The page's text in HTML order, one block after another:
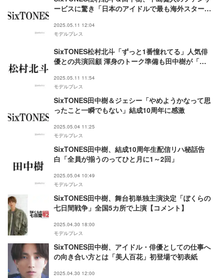
ービスに驚き「日本のアイドルで最も海外スターに
2025.05.11 12:04
モデルプレス
SixTONES松村北斗「ずっと1番憧れてる」人気俳
優との共演回顧 渾身のトーク準備も田中樹が「潰
2025.05.11 11:54
モデルプレス
SixTONES田中樹＆ジェシー「やめようかなって思
ったこと一瞬でもない」結成10周年に感激
2025.05.04 11:25
モデルプレス
SixTONES田中樹、結成10周年生配信リハ秘話告
白「全員が揃うのってひと月に1～2回」
2025.05.04 10:49
モデルプレス
SixTONES田中樹、舞台初単独主演決定「ぼくらの
七日間戦争」全国5カ所で上演【コメント】
2025.04.30 18:00
モデルプレス
SixTONES田中樹、アイドル・俳優としての仕事へ
の向き合い方とは「美人百花」初登場で初表紙
2025.04.30 12:00